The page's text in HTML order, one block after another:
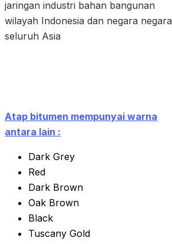
jaringan industri bahan bangunan
wilayah Indonesia dan negara negara
seluruh Asia
Atap bitumen mempunyai warna
antara lain :
Dark Grey
Red
Dark Brown
Oak Brown
Black
Tuscany Gold